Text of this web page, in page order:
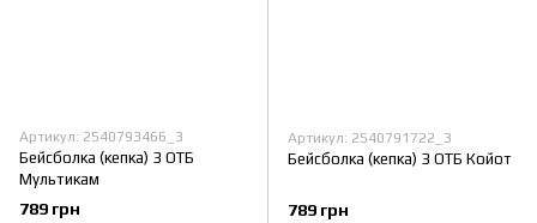
Артикул: 2540793466_3
Бейсболка (кепка) 3 ОТБ
Мультикам
789 грн
Артикул: 2540791722_3
Бейсболка (кепка) 3 ОТБ Койот
789 грн